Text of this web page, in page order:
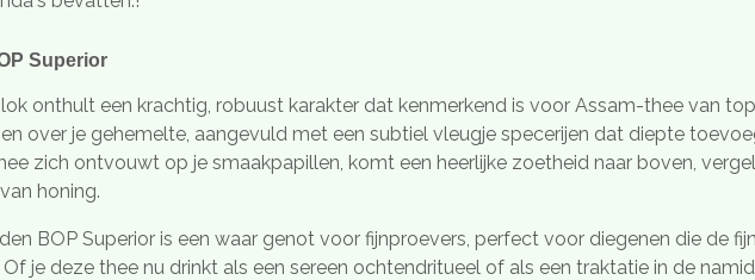
Superior
onthult een krachtig, robuust karakter dat kenmerkend is voor Assam-thee van
over je gehemelte, aangevuld met een subtiel vleugje specerijen dat diepte
zich ontvouwt op je smaakpapillen, komt een heerlijke zoetheid naar boven,
honing.
BOP Superior is een waar genot voor fijnproevers, perfect voor diegenen die de
je deze thee nu drinkt als een sereen ochtendritueel of als een traktatie in de